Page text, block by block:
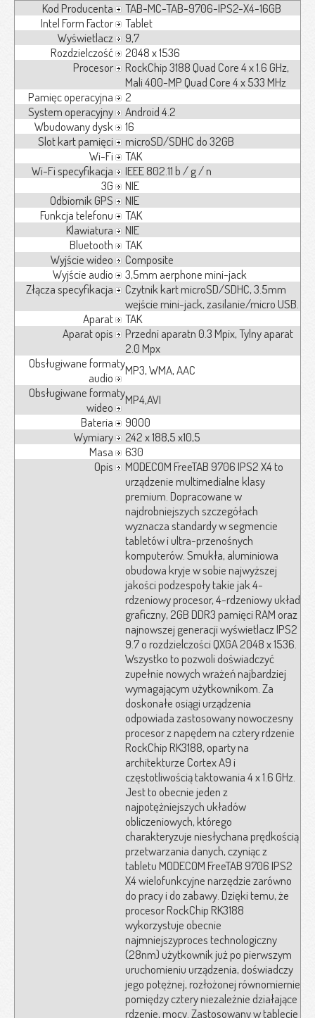
Kod Producenta
TAB-MC-TAB-9706-IPS2-X4-16GB
Intel Form Factor
Tablet
Wyświetlacz
9,7
Rozdzielczość
2048 x 1536
Procesor
RockChip 3188 Quad Core 4 x 1.6 GHz,
Mali 400-MP Quad Core 4 x 533 MHz
Pamięc operacyjna
2
System operacyjny
Android 4.2
Wbudowany dysk
16
Slot kart pamięci
microSD/SDHC do 32GB
Wi-Fi
TAK
Wi-Fi specyfikacja
IEEE 802.11 b / g / n
3G
NIE
Odbiornik GPS
NIE
Funkcja telefonu
TAK
Klawiatura
NIE
Bluetooth
TAK
Wyjście wideo
Composite
Wyjście audio
3,5mm aerphone mini-jack
Złącza specyfikacja
Czytnik kart microSD/SDHC, 3.5mm
wejście mini-jack, zasilanie/micro USB.
Aparat
TAK
Aparat opis
Przedni aparatn 0.3 Mpix, Tylny aparat
2.0 Mpx
Obsługiwane formaty
audio
MP3, WMA, AAC
Obsługiwane formaty
wideo
MP4,AVI
Bateria
9000
Wymiary
242 x 188,5 x10,5
Masa
630
Opis
MODECOM FreeTAB 9706 IPS2 X4 to
urządzenie multimedialne klasy
premium. Dopracowane w
najdrobniejszych szczegółach
wyznacza standardy w segmencie
tabletów i ultra-przenośnych
komputerów. Smukła, aluminiowa
obudowa kryje w sobie najwyższej
jakości podzespoły takie jak 4-
rdzeniowy procesor, 4-rdzeniowy układ
graficzny, 2GB DDR3 pamięci RAM oraz
najnowszej generacji wyświetlacz IPS2
9.7 o rozdzielczości QXGA 2048 x 1536.
Wszystko to pozwoli doświadczyć
zupełnie nowych wrażeń najbardziej
wymagającym użytkownikom. Za
doskonałe osiągi urządzenia
odpowiada zastosowany nowoczesny
procesor z napędem na cztery rdzenie
RockChip RK3188, oparty na
architekturze Cortex A9 i
częstotliwością taktowania 4 x 1.6 GHz.
Jest to obecnie jeden z
najpotężniejszych układów
obliczeniowych, którego
charakteryzuje niesłychana prędkością
przetwarzania danych, czyniąc z
tabletu MODECOM FreeTAB 9706 IPS2
X4 wielofunkcyjne narzędzie zarówno
do pracy i do zabawy. Dzięki temu, że
procesor RockChip RK3188
wykorzystuje obecnie
najmniejszyproces technologiczny
(28nm) użytkownik już po pierwszym
uruchomieniu urządzenia, doświadczy
jego potężnej, rozłożonej równomiernie
pomiędzy cztery niezależnie działające
rdzenie, mocy. Zastosowany w tablecie